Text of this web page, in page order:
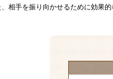
、相手を振り向かせるために効果